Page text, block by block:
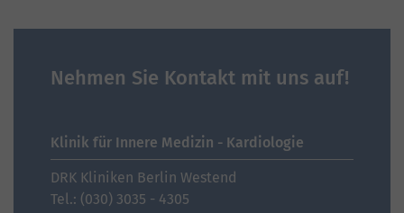
Nehmen Sie Kontakt mit uns auf!
Klinik für Innere Medizin - Kardiologie
DRK Kliniken Berlin Westend
Tel.: (030) 3035 - 4305